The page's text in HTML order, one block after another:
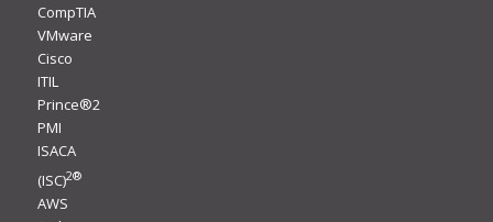
CompTIA
VMware
Cisco
ITIL
Prince®2
PMI
ISACA
(ISC)2®
AWS